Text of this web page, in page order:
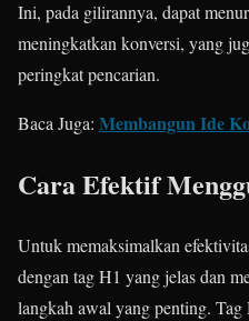
Ini, pada gilirannya, dapat
meningkatkan konversi, yang
peringkat pencarian.
Baca Juga: Membangun Ide
Cara Efektif
Untuk memaksimalkan
dengan tag H1 yang jelas dan
langkah awal yang penting.